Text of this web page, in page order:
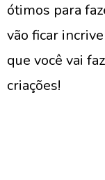
ótimos para
vão ficar
que você vai
criações!